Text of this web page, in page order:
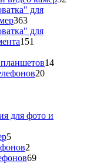
для
363363
товара
для
151
1414
2020
для фото и
55
товаров
2
товара
6969